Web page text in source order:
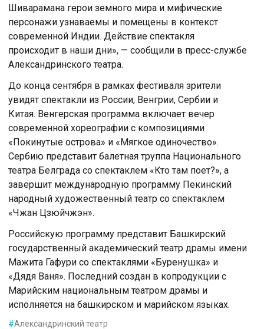
Шиварамана герои земного мира и мифические
персонажи узнаваемы и помещены в контекст
современной Индии. Действие спектакля
происходит в наши дни», — сообщили в пресс-службе
Александринского театра.
До конца сентября в рамках фестиваля зрители
увидят спектакли из России, Венгрии, Сербии и
Китая. Венгерская программа включает вечер
современной хореографии с композициями
«Покинутые острова» и «Мягкое одиночество».
Сербию представит балетная труппа Национального
театра Белграда со спектаклем «Кто там поет?», а
завершит международную программу Пекинский
народный художественный театр со спектаклем
«Чжан Цзюйчжэн».
Российскую программу представит Башкирский
государственный академический театр драмы имени
Мажита Гафури со спектаклями «Буренушка» и
«Дядя Ваня». Последний создан в копродукции с
Марийским национальным театром драмы и
исполняется на башкирском и марийском языках.
#Александринский театр